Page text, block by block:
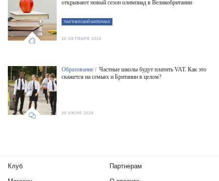
открывают новый сезон олимпиад в Великобритании
ПАРТНЕРСКИЙ МАТЕРИАЛ
10 ОКТЯБРЯ 2024
Образование / Частные школы будут платить VAT. Как это
скажется на семьях и Британии в целом?
29 ИЮЛЯ 2024
Клуб Партнерам